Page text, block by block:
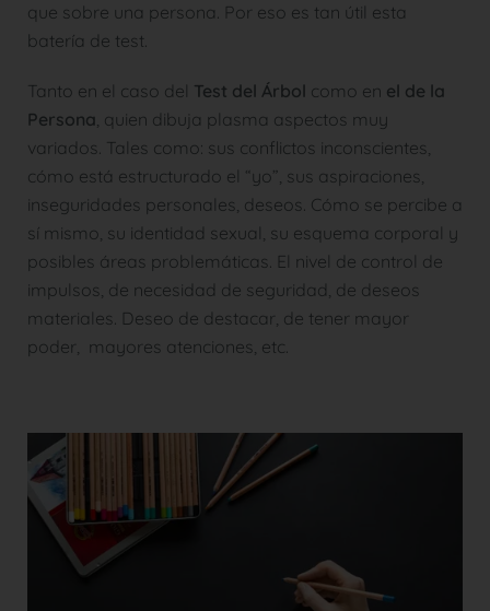
que sobre una persona. Por eso es tan útil esta
batería de test.
Tanto en el caso del Test del Árbol como en el de la
Persona, quien dibuja plasma aspectos muy
variados. Tales como: sus conflictos inconscientes,
cómo está estructurado el “yo”, sus aspiraciones,
inseguridades personales, deseos. Cómo se percibe a
sí mismo, su identidad sexual, su esquema corporal y
posibles áreas problemáticas. El nivel de control de
impulsos, de necesidad de seguridad, de deseos
materiales. Deseo de destacar, de tener mayor
poder, mayores atenciones, etc.